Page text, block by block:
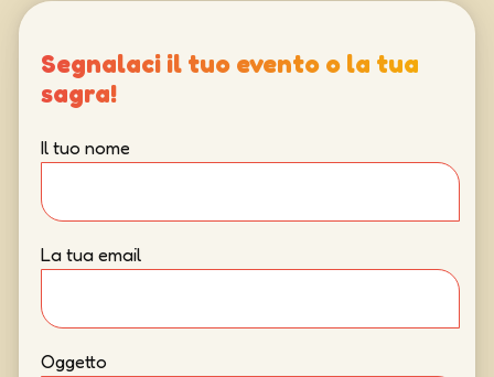
Segnalaci il tuo evento o la tua
sagra!
Il tuo nome
La tua email
Oggetto